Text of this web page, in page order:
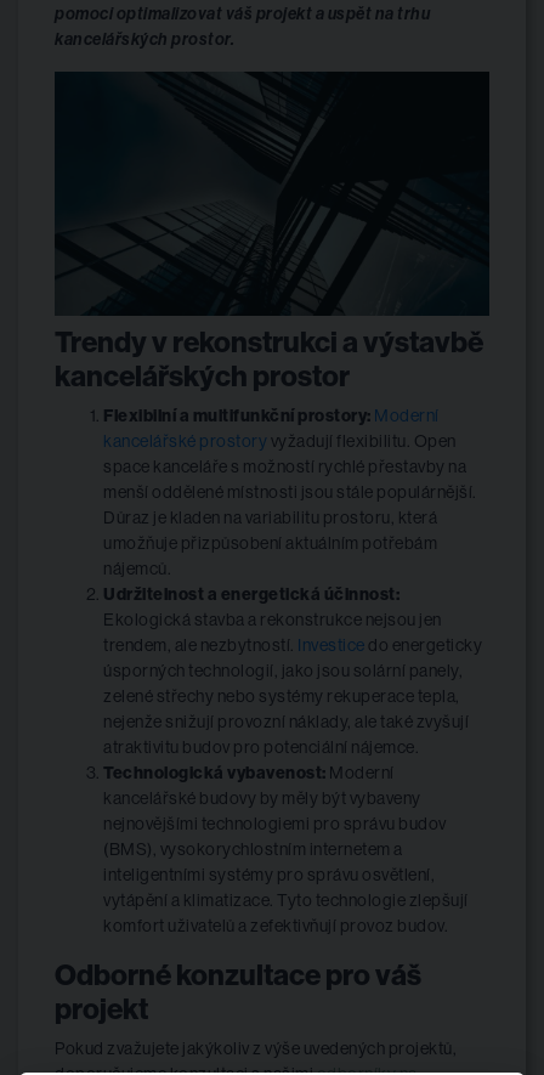
pomoci optimalizovat váš projekt a uspět na trhu
kancelářských prostor.
Trendy v rekonstrukci a výstavbě
kancelářských prostor
Flexibilní a multifunkční prostory: Moderní
kancelářské prostoryvyžadují flexibilitu. Open
space kanceláře s možností rychlé přestavby na
menší oddělené místnosti jsou stále populárnější.
Důraz je kladen na variabilitu prostoru, která
umožňuje přizpůsobení aktuálním potřebám
nájemců.
Udržitelnost a energetická účinnost:
Ekologická stavba a rekonstrukce nejsou jen
trendem, ale nezbytností. Investice do energeticky
úsporných technologií, jako jsou solární panely,
zelené střechy nebo systémy rekuperace tepla,
nejenže snižují provozní náklady, ale také zvyšují
atraktivitu budov pro potenciální nájemce.
Technologická vybavenost: Moderní
kancelářské budovy by měly být vybaveny
nejnovějšími technologiemi pro správu budov
(BMS), vysokorychlostním internetem a
inteligentními systémy pro správu osvětlení,
vytápění a klimatizace. Tyto technologie zlepšují
komfort uživatelů a zefektivňují provoz budov.
Odborné konzultace pro váš
projekt
Pokud zvažujete jakýkoliv z výše uvedených projektů,